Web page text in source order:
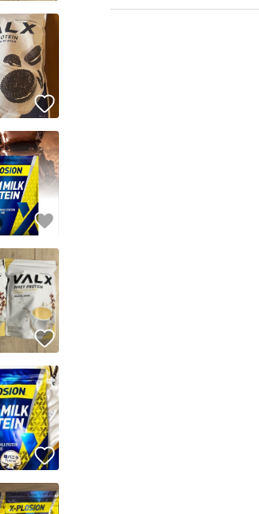
ザーの実績について
たしたユーザーにバッジを付与しています
マの基準をクリアした安心・安全なユーザーです
ーはYahoo!フリマの取引を完了させた実績があります
ーは他フリマサービスでの取引実績があります
送を保証しているものではありません
の情報をコピーします
れています
出品ページへ
キャンセル
いいね！